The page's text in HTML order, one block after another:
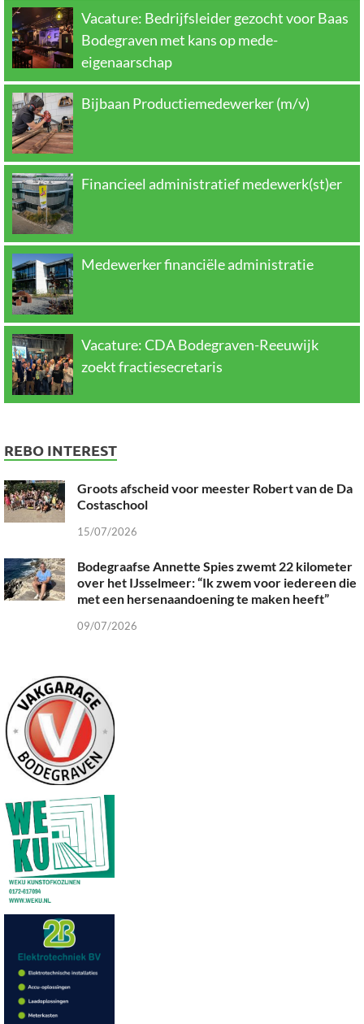
Vacature: Bedrijfsleider gezocht voor Baas
Bodegraven met kans op mede-
eigenaarschap
Bijbaan Productiemedewerker (m/v)
Financieel administratief medewerk(st)er
Medewerker financiële administratie
Vacature: CDA Bodegraven-Reeuwijk
zoekt fractiesecretaris
REBO INTEREST
Groots afscheid voor meester Robert van de Da
Costaschool
15/07/2026
Bodegraafse Annette Spies zwemt 22 kilometer
over het IJsselmeer: “Ik zwem voor iedereen die
met een hersenaandoening te maken heeft”
09/07/2026